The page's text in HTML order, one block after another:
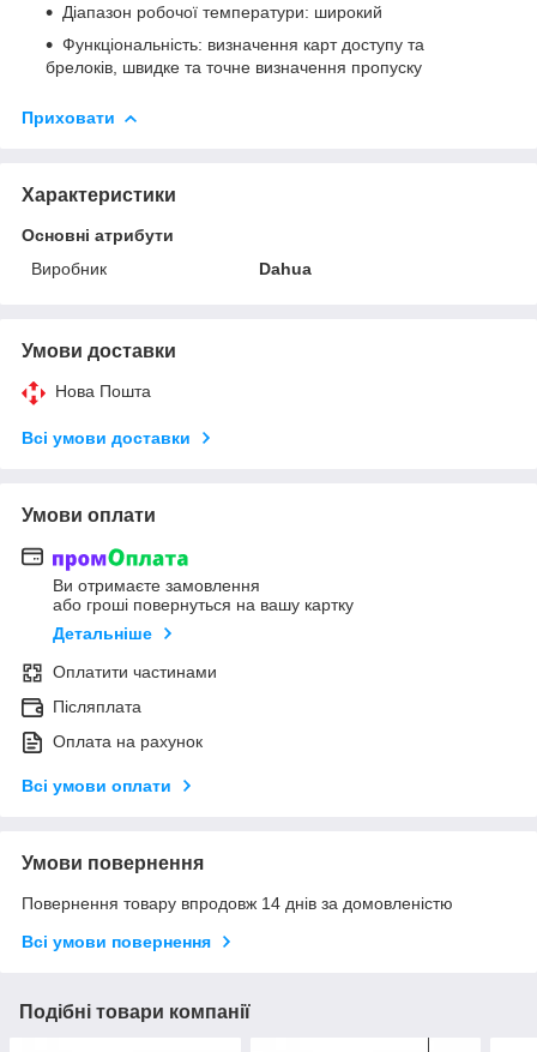
Діапазон робочої температури: широкий
Функціональність: визначення карт доступу та
брелоків, швидке та точне визначення пропуску
Приховати
Характеристики
Основні атрибути
Виробник
Dahua
Умови доставки
Нова Пошта
Всі умови доставки
Умови оплати
Ви отримаєте замовлення
або гроші повернуться на вашу картку
Детальніше
Оплатити частинами
Післяплата
Оплата на рахунок
Всі умови оплати
Умови повернення
Повернення товару впродовж 14 днів за домовленістю
Всі умови повернення
Подібні товари компанії